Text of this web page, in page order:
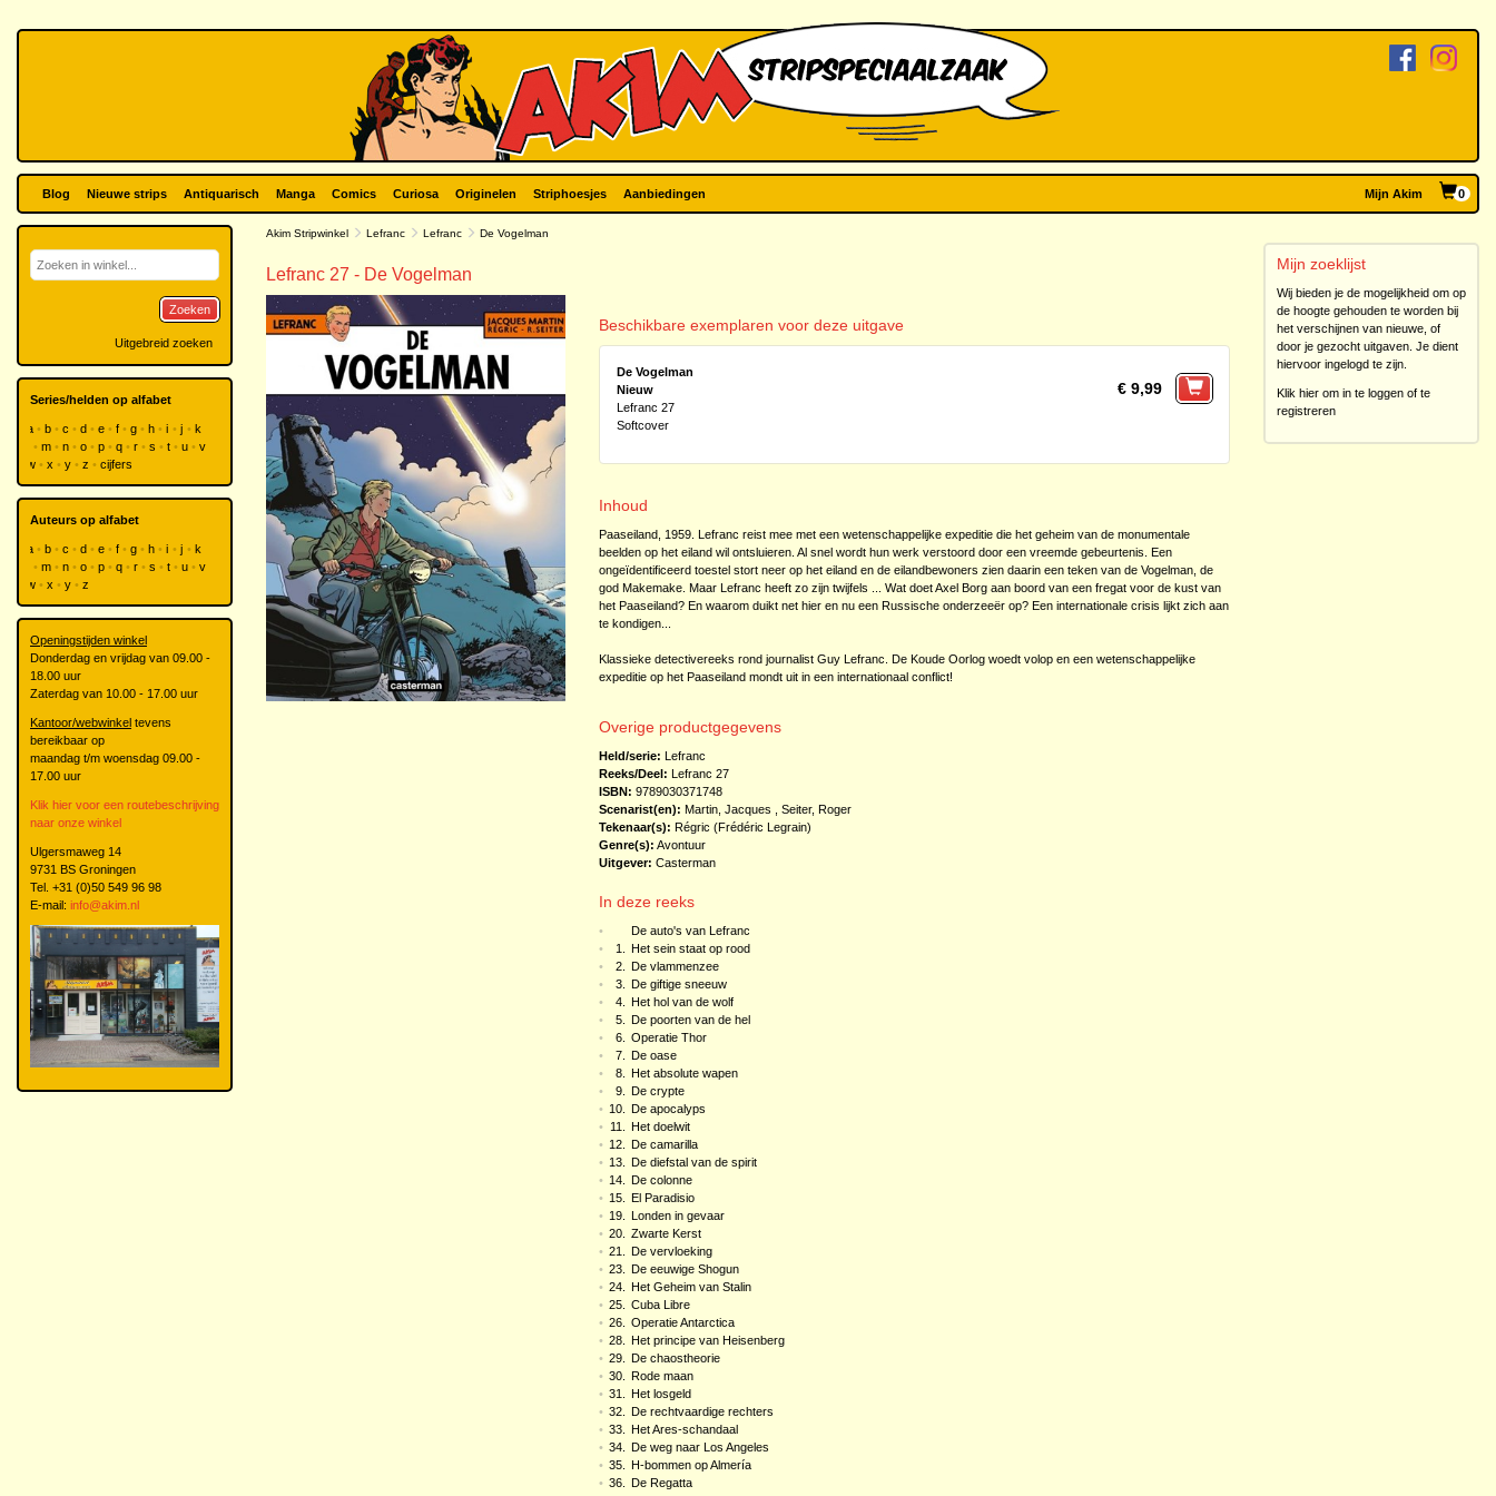
Blog Nieuwe strips Antiquarisch Manga Comics Curiosa Originelen Striphoesjes Aanbiedingen Mijn Akim 0
Akim Stripwinkel Lefranc Lefranc De Vogelman
Lefranc 27 - De Vogelman
Beschikbare exemplaren voor deze uitgave
De Vogelman
Nieuw
Lefranc 27
Softcover
€ 9,99
Inhoud
Paaseiland, 1959. Lefranc reist mee met een wetenschappelijke expeditie die het geheim van de monumentale
beelden op het eiland wil ontsluieren. Al snel wordt hun werk verstoord door een vreemde gebeurtenis. Een
ongeïdentificeerd toestel stort neer op het eiland en de eilandbewoners zien daarin een teken van de Vogelman, de
god Makemake. Maar Lefranc heeft zo zijn twijfels ... Wat doet Axel Borg aan boord van een fregat voor de kust van
het Paaseiland? En waarom duikt net hier en nu een Russische onderzeeër op? Een internationale crisis lijkt zich aan
te kondigen...
Klassieke detectivereeks rond journalist Guy Lefranc. De Koude Oorlog woedt volop en een wetenschappelijke
expeditie op het Paaseiland mondt uit in een internationaal conflict!
Overige productgegevens
Held/serie: Lefranc
Reeks/Deel: Lefranc 27
ISBN: 9789030371748
Scenarist(en): Martin, Jacques
Seiter, Roger
Tekenaar(s): Régric (Frédéric Legrain)
Genre(s): Avontuur
Uitgever: Casterman
In deze reeks
•
De auto's van Lefranc
•
1.
Het sein staat op rood
•
2.
De vlammenzee
•
3.
De giftige sneeuw
•
4.
Het hol van de wolf
•
5.
De poorten van de hel
•
6.
Operatie Thor
•
7.
De oase
•
8.
Het absolute wapen
•
9.
De crypte
• 10.
De apocalyps
•
11.
Het doelwit
• 12.
De camarilla
• 13.
De diefstal van de spirit
• 14.
De colonne
• 15.
El Paradisio
• 19.
Londen in gevaar
• 20.
Zwarte Kerst
• 21.
De vervloeking
• 23.
De eeuwige Shogun
• 24.
Het Geheim van Stalin
• 25.
Cuba Libre
• 26.
Operatie Antarctica
• 28.
Het principe van Heisenberg
• 29.
De chaostheorie
• 30.
Rode maan
• 31.
Het losgeld
• 32.
De rechtvaardige rechters
• 33.
Het Ares-schandaal
• 34.
De weg naar Los Angeles
• 35.
H-bommen op Almería
• 36. De Regatta
Mijn zoeklijst
Wij bieden je de mogelijkheid om op
de hoogte gehouden te worden bij
het verschijnen van nieuwe, of
door je gezocht uitgaven. Je dient
hiervoor ingelogd te zijn.
Klik hier om in te loggen of te
registreren
Zoeken
Uitgebreid zoeken
Series/helden op alfabet
a b c d e f g h i j
k
m n o p q r s t u
v
w
x y z cijfers
Auteurs op alfabet
a b c d e f g h i j
k
m n o p q r s t u
v
w
x y z
Openingstijden winkel
Donderdag en vrijdag van 09.00 -
18.00 uur
Zaterdag van 10.00 - 17.00 uur
Kantoor/webwinkel tevens
bereikbaar op
maandag t/m woensdag 09.00 -
17.00 uur
Klik hier voor een routebeschrijving
naar onze winkel
Ulgersmaweg 14
9731 BS Groningen
Tel. +31 (0)50 549 96 98
E-mail: info@akim.nl